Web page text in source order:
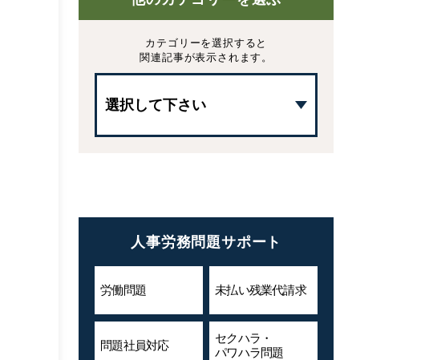
カテゴリーを選択すると
関連記事が表示されます。
人事労務問題サポート
労働問題 未払い残業代請求
問題社員対応
セクハラ・
パワハラ問題